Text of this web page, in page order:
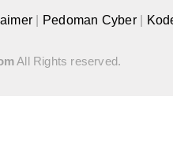
Pedoman Cyber
All Rights reserved.